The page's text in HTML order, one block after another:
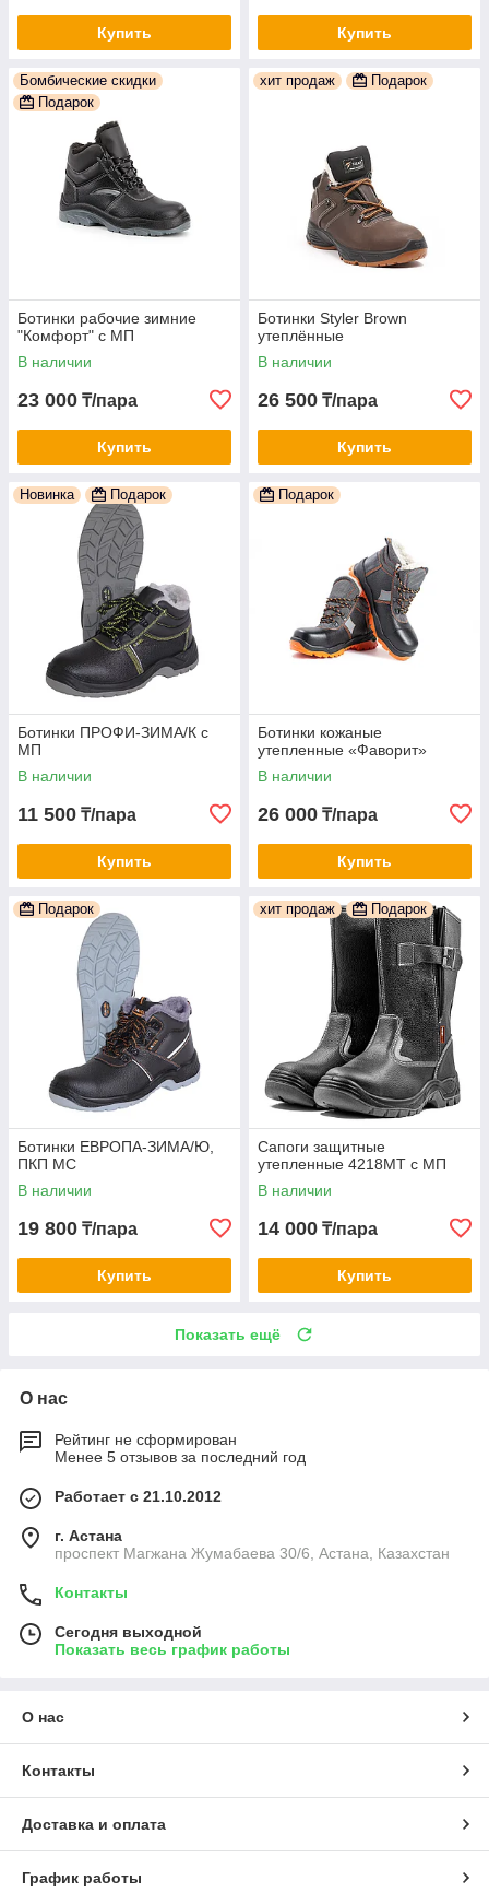
Купить Купить
Бомбические скидки
Подарок
Ботинки рабочие зимние
"Комфорт" с МП
В наличии
23 000 ₸/пара
Купить
хит продаж Подарок
Ботинки Styler Brown
утеплённые
В наличии
26 500 ₸/пара
Купить
Новинка Подарок
Ботинки ПРОФИ-ЗИМА/К с
МП
В наличии
11 500 ₸/пара
Купить
Подарок
Ботинки кожаные
утепленные «Фаворит»
В наличии
26 000 ₸/пара
Купить
Подарок
Ботинки ЕВРОПА-ЗИМА/Ю,
ПКП МС
В наличии
19 800 ₸/пара
Купить
хит продаж Подарок
Сапоги защитные
утепленные 4218МТ с МП
В наличии
14 000 ₸/пара
Купить
Показать ещё
О нас
Рейтинг не сформирован
Менее 5 отзывов за последний год
Работает с 21.10.2012
г. Астана
проспект Магжана Жумабаева 30/6, Астана, Казахстан
Контакты
Сегодня выходной
Показать весь график работы
О нас
Контакты
Доставка и оплата
График работы